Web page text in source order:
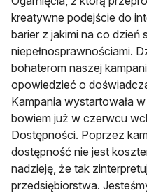
kreatywne podejście do
barier z jakimi na co dzień
niepełnosprawnościami.
bohaterom naszej
opowiedzieć o
Kampania wystartowała
bowiem już w czerwcu
Dostępności. Poprzez
dostępność nie jest
nadzieję, że tak
przedsiębiorstwa.